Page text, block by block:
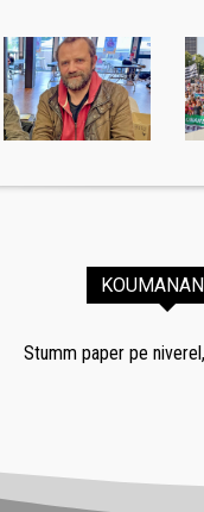
Stumm paper pe